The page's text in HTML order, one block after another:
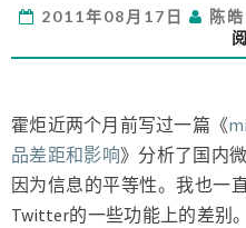
2011年08月17日 陈皓
霍炬近两个月前写过一篇《
品差距和影响》分析了国内
因为信息的平等性。我也一
Twitter的一些功能上的差别